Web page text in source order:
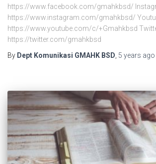
https://www.facebook.com/gmahkbsd/
https://www.instagram.com/gmahkbsd/
https://www.youtube.com/c/+Gmahkbsd
https://twitter.com/gmahkbsd
By Dept Komunikasi GMAHK BSD, 5 years ago